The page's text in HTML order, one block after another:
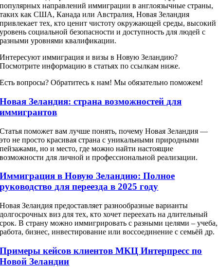
популярных направлений иммиграции в англоязычные страны,
таких как США, Канада или Австралия, Новая Зеландия
привлекает тех, кто ценит чистоту окружающей среды, высокий
уровень социальной безопасности и доступность для людей с
разными уровнями квалификации.
Интересуют иммиграция и визы в Новую Зеландию?
Посмотрите информацию в статьях по ссылкам ниже.
Есть вопросы? Обратитесь к нам! Мы обязательно поможем!
Новая Зеландия: страна возможностей для
иммигрантов
Статья поможет вам лучше понять, почему Новая Зеландия —
это не просто красивая страна с уникальными природными
пейзажами, но и место, где можно найти настоящие
возможности для личной и профессиональной реализации.
Иммиграция в Новую Зеландию: Полное
руководство для переезда в 2025 году
Новая Зеландия предоставляет разнообразные варианты
долгосрочных виз для тех, кто хочет переехать на длительный
срок. В страну можно иммигрировать с разными целями – учеба,
работа, бизнес, инвестирование или воссоединение с семьёй др.
Примеры кейсов клиентов МКЦ Интерпресс по
Новой Зеландии